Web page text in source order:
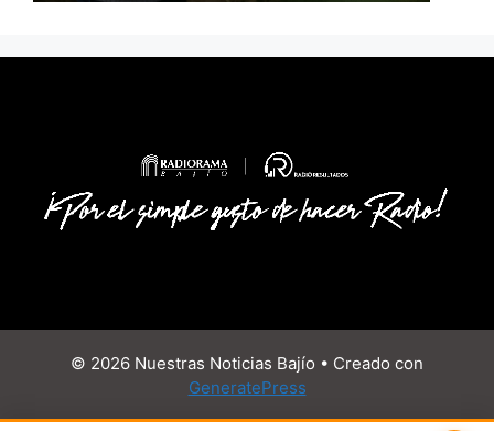
© 2026 Nuestras Noticias Bajío • Creado con
GeneratePress